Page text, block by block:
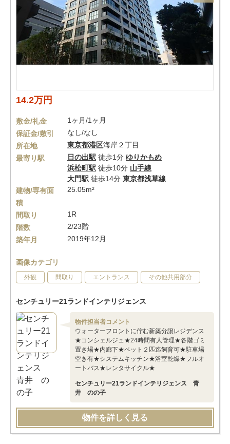
14.2万円
敷金/礼金
1ヶ月/1ヶ月
保証金/敷引
なし/なし
所在地
東京都港区海岸２丁目
最寄り駅
日の出駅 徒歩1分 ゆりかもめ
浜松町駅 徒歩10分 山手線
大門駅 徒歩14分 東京都浅草線
建物/専有面
積
25.05m²
間取り
1R
階数
2/23階
築年月
2019年12月
画像カテゴリ
外観 間取り エントランス その他共用部分
センチュリー21ランドインテリジェンス
物件担当者コメント
ウォーターフロントに佇む新築分譲レジデンス
★コンシェルジュ★24時間有人管理★各階ゴミ
置き場★内廊下★ペット２匹迄飼育可★駐車場
空き有★システムキッチン★浴室乾燥★フルオ
ートバス★レンタサイクル★
センチュリー21ランドインテリジェンス 青
井 のの子
物件を詳しく見る